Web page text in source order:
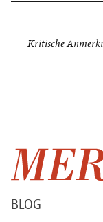
Kritische
BLOG